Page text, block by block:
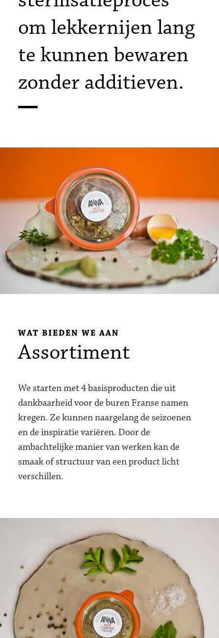
om lekkernijen lang
te kunnen bewaren
zonder additieven.
WAT BIEDEN WE AAN
Assortiment
We starten met 4 basisproducten die uit
dankbaarheid voor de buren Franse namen
kregen. Ze kunnen naargelang de seizoenen
en de inspiratie variëren. Door de
ambachtelijke manier van werken kan de
smaak of structuur van een product licht
verschillen.